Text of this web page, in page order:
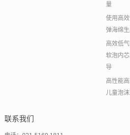
量
使用高
弹海绵
高效低
软泡内
导
高性能
儿童泡
联系我们